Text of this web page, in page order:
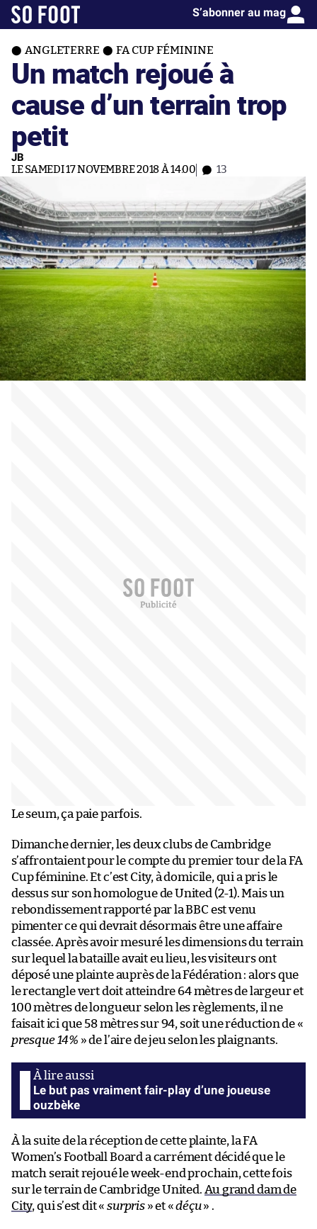
S’abonner au mag
ANGLETERRE FA CUP FÉMININE
Un match rejoué à
cause d’un terrain trop
petit
JB
LE SAMEDI 17 NOVEMBRE 2018 À 14:00 13
Le seum, ça paie parfois.
Dimanche dernier, les deux clubs de Cambridge
s’affrontaient pour le compte du premier tour de la FA
Cup féminine. Et c’est City, à domicile, qui a pris le
dessus sur son homologue de United (2-1). Mais un
rebondissement rapporté par la BBC est venu
pimenter ce qui devrait désormais être une affaire
classée. Après avoir mesuré les dimensions du terrain
sur lequel la bataille avait eu lieu, les visiteurs ont
déposé une plainte auprès de la Fédération : alors que
le rectangle vert doit atteindre 64 mètres de largeur et
100 mètres de longueur selon les règlements, il ne
faisait ici que 58 mètres sur 94, soit une réduction de «
presque 14% » de l’aire de jeu selon les plaignants.
Le but pas vraiment fair-play d’une joueuse
ouzbèke
À la suite de la réception de cette plainte, la FA
Women’s Football Board a carrément décidé que le
match serait rejoué le week-end prochain, cette fois
sur le terrain de Cambridge United. Au grand dam de
City, qui s’est dit «surpris» et «déçu» .